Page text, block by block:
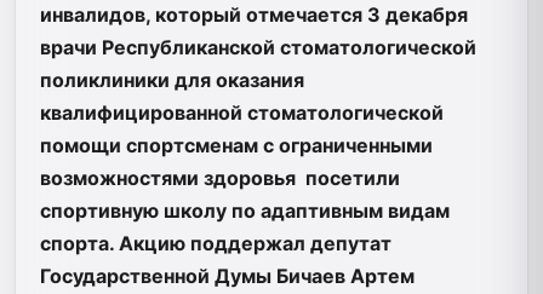
инвалидов, который отмечается 3 декабря
врачи Республиканской стоматологической
поликлиники для оказания
квалифицированной стоматологической
помощи спортсменам с ограниченными
возможностями здоровья посетили
спортивную школу по адаптивным видам
спорта. Акцию поддержал депутат
Государственной Думы Бичаев Артем